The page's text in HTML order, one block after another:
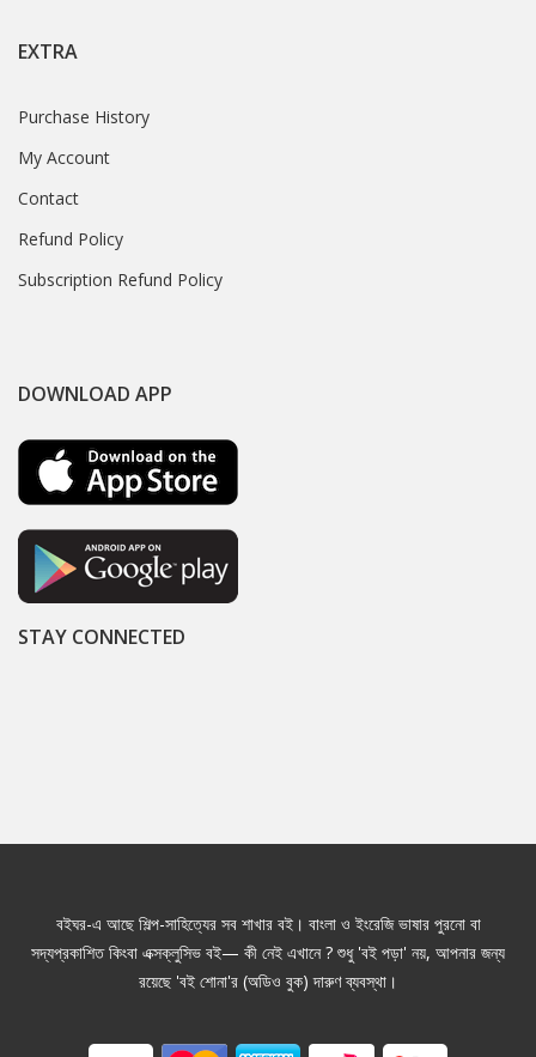
EXTRA
Purchase History
My Account
Contact
Refund Policy
Subscription Refund Policy
DOWNLOAD APP
STAY CONNECTED
বইঘর-এ আছে শিল্প-সাহিত্যের সব শাখার বই। বাংলা ও ইংরেজি ভাষার পুরনো বা
সদ্যপ্রকাশিত কিংবা এক্সক্লুসিভ বই— কী নেই এখানে ? শুধু 'বই পড়া' নয়, আপনার জন্য
রয়েছে 'বই শোনা'র (অডিও বুক) দারুণ ব্যবস্থা।